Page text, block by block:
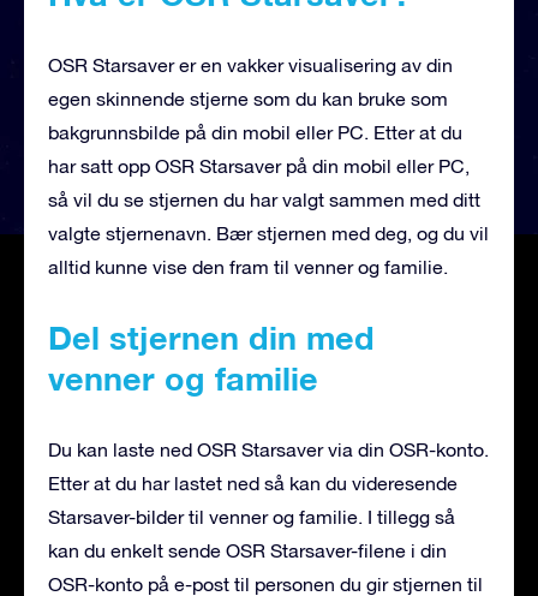
OSR Starsaver er en vakker visualisering av din
egen skinnende stjerne som du kan bruke som
bakgrunnsbilde på din mobil eller PC. Etter at du
har satt opp OSR Starsaver på din mobil eller PC,
så vil du se stjernen du har valgt sammen med ditt
valgte stjernenavn. Bær stjernen med deg, og du vil
alltid kunne vise den fram til venner og familie.
Del stjernen din med
venner og familie
Du kan laste ned OSR Starsaver via din OSR-konto.
Etter at du har lastet ned så kan du videresende
Starsaver-bilder til venner og familie. I tillegg så
kan du enkelt sende OSR Starsaver-filene i din
OSR-konto på e-post til personen du gir stjernen til